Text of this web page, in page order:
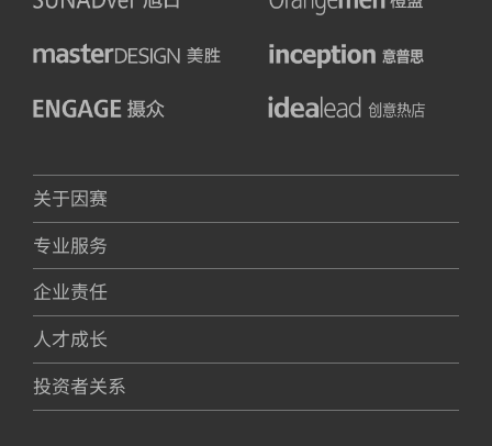
关于因赛
专业服务
企业责任
人才成长
投资者关系